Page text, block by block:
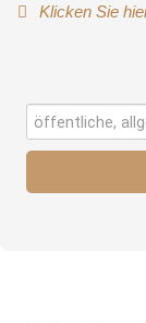
Klicken Sie